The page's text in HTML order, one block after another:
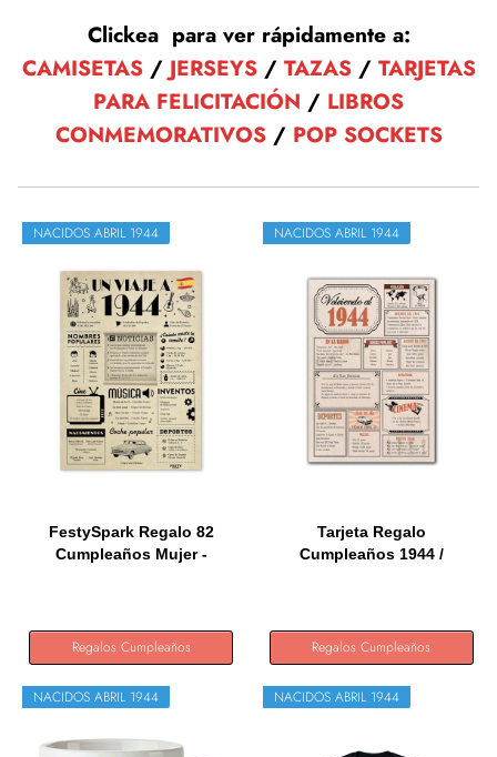
Clickea para ver rápidamente a:
CAMISETAS/ JERSEYS/ TAZAS/ TARJETAS
PARA FELICITACIÓN / LIBROS
CONMEMORATIVOS/ POP SOCKETS
NACIDOS ABRIL 1944
FestySpark Regalo 82
Cumpleaños Mujer -
Regalos Cumpleaños
NACIDOS ABRIL 1944
Tarjeta Regalo
Cumpleaños 1944 /
Regalos Cumpleaños
NACIDOS ABRIL 1944 NACIDOS ABRIL 1944